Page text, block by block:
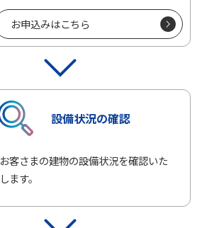
お申込みはこちら
設備状況の確認
お客さまの建物の設備状況を確認いた
します。